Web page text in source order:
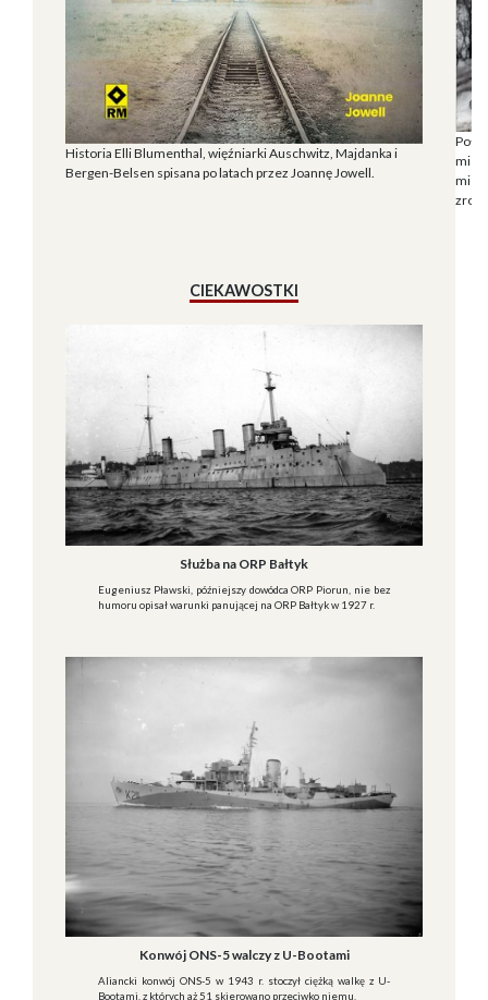
Historia Elli Blumenthal, więźniarki Auschwitz, Majdanka i
Bergen-Belsen spisana po latach przez Joannę Jowell.
CIEKAWOSTKI
Służba na ORP Bałtyk
Eugeniusz Pławski, późniejszy dowódca ORP Piorun, nie bez
humoru opisał warunki panującej na ORP Bałtyk w 1927 r.
Konwój ONS-5 walczy z U-Bootami
Aliancki konwój ONS-5 w 1943 r. stoczył ciężką walkę z U-
Bootami, z których aż 51 skierowano przeciwko niemu.